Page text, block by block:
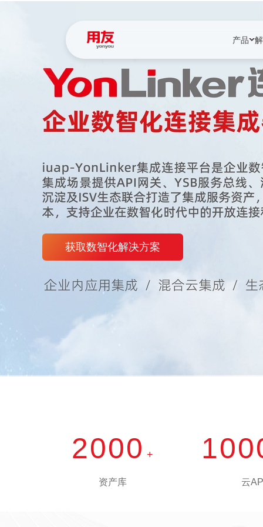
产品
YonBIP
YonBIP（大型
iuap平台（数
用友BIP超级版
U9 Cloud（制
行业解决
消费品行
农业
医药
医疗
获取数智化解决方案
2000 +
资产库 云